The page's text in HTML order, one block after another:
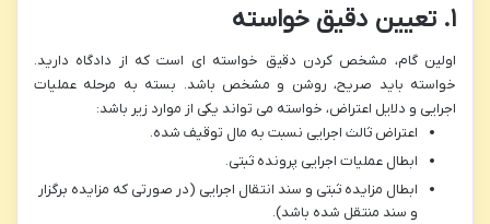
۱. تعیین دقیق خواسته
اولین گام، مشخص کردن دقیق خواسته ای است که از دادگاه دارید.
خواسته باید صریح، روشن و مشخص باشد. بسته به مرحله عملیات
اجرایی و دلایل اعتراض، خواسته می تواند یکی از موارد زیر باشد:
اعتراض ثالث اجرایی نسبت به مال توقیف شده.
ابطال عملیات اجرایی پرونده ثبتی.
ابطال مزایده ثبتی و سند انتقال اجرایی (در صورتی که مزایده برگزار
و سند منتقل شده باشد).